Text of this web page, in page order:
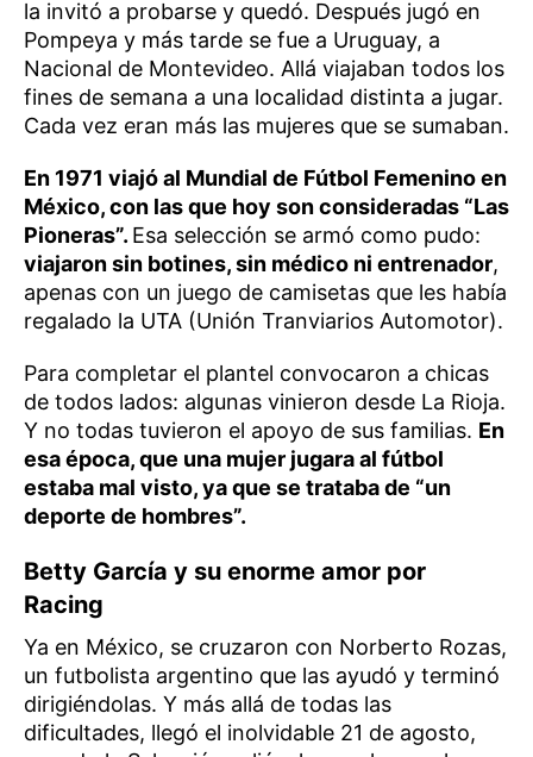
la invitó a probarse y quedó. Después jugó en
Pompeya y más tarde se fue a Uruguay, a
Nacional de Montevideo. Allá viajaban todos los
fines de semana a una localidad distinta a jugar.
Cada vez eran más las mujeres que se sumaban.
En 1971 viajó al Mundial de Fútbol Femenino en
México, con las que hoy son consideradas “Las
Pioneras”. Esa selección se armó como pudo:
viajaron sin botines, sin médico ni entrenador,
apenas con un juego de camisetas que les había
regalado la UTA (Unión Tranviarios Automotor).
Para completar el plantel convocaron a chicas
de todos lados: algunas vinieron desde La Rioja.
Y no todas tuvieron el apoyo de sus familias. En
esa época, que una mujer jugara al fútbol
estaba mal visto, ya que se trataba de “un
deporte de hombres”.
Betty García y su enorme amor por
Racing
Ya en México, se cruzaron con Norberto Rozas,
un futbolista argentino que las ayudó y terminó
dirigiéndolas. Y más allá de todas las
dificultades, llegó el inolvidable 21 de agosto,